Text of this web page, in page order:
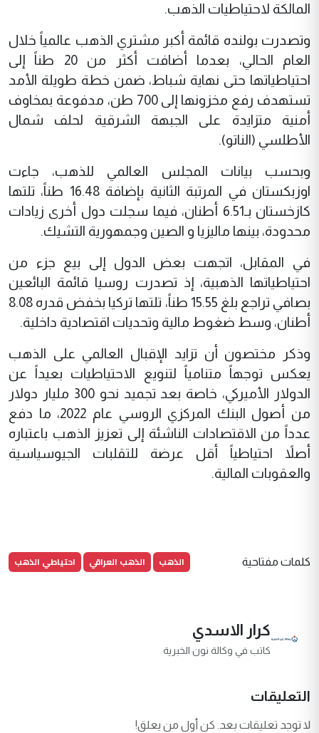
المالكة لاحتياطيات الذهب.
وتصدرت بولنده قائمة أكبر مشتري الذهب عالمياً خلال
العام الحالي، بعدما أضافت أكثر من 20 طناً إلى
احتياطياتها حتى نهاية شباط، ضمن خطة طويلة الأمد
تستهدف رفع مخزونها إلى 700 طن، مدفوعة بمخاوف
أمنية متزايدة على الجبهة الشرقية لحلف شمال
الأطلسي (الناتو).
وبحسب بيانات المجلس العالمي للذهب، جاءت
اوزبكستان في المرتبة الثانية بإضافة 16.48 طناً، تلتها
كازخستان بـ6.51 أطنان، فيما سجلت دول أخرى زيادات
محدودة، بينها ماليزيا و الصين وجمهورية التشيك.
في المقابل، اتجهت بعض الدول إلى بيع جزء من
احتياطياتها الذهبية، إذ تصدرت روسيا قائمة البائعين
بصافي تراجع بلغ 15.55 طناً، تلتها تركيا بخفض قدره 8.08
أطنان، وسط ضغوط مالية وتحديات اقتصادية داخلية.
وذكر مختصون أن تزايد الإقبال العالمي على الذهب
يعكس توجهاً متنامياً لتنويع الاحتياطيات بعيداً عن
الدولار الأميركي، خاصة بعد تجميد نحو 300 مليار دولار
من أصول البنك المركزي الروسي عام 2022، ما دفع
عدداً من الاقتصادات الناشئة إلى تعزيز الذهب باعتباره
أصلاً احتياطياً أقل عرضة للتقلبات الجيوسياسية
والعقوبات المالية.
كلمات مفتاحية الذهب الذهب العراقي احتياطي الذهب
كرار الاسدي
كاتب في وكالة نون الخبرية
التعليقات
لا توجد تعليقات بعد. كن أول من يعلق!